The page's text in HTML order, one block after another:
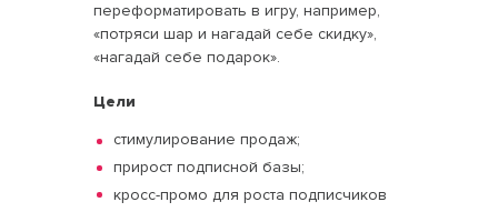
переформатировать в игру, например,
«потряси шар и нагадай себе скидку»,
«нагадай себе подарок».
Цели
стимулирование продаж;
прирост подписной базы;
кросс-промо для роста подписчиков